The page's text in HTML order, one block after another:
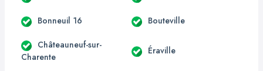
Bonneuil 16 Bouteville
Châteauneuf-sur-
Charente
Éraville